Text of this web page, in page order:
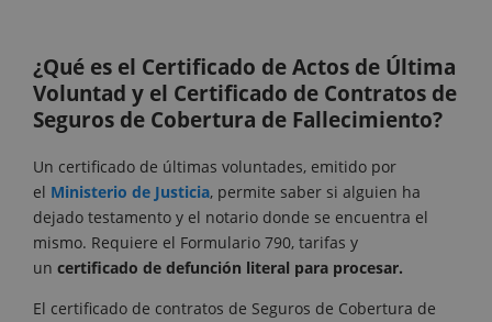
¿Qué es el Certificado de Actos de Última
Voluntad y el Certificado de Contratos de
Seguros de Cobertura de Fallecimiento?
Un certificado de últimas voluntades, emitido por
el Ministerio de Justicia, permite saber si alguien ha
dejado testamento y el notario donde se encuentra el
mismo. Requiere el Formulario 790, tarifas y
un certificado de defunción literal para procesar.
El certificado de contratos de Seguros de Cobertura de